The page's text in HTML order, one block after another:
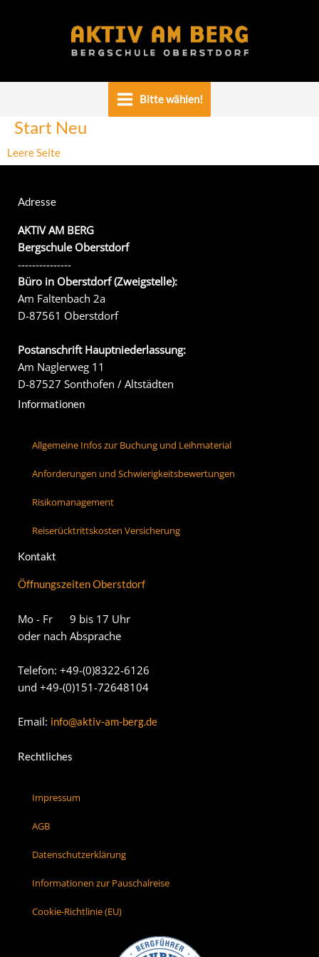
Bitte wählen!
Start Neu
Leere Seite
Adresse
AKTIV AM BERG
Bergschule Oberstdorf
---------------
Büro in Oberstdorf (Zweigstelle):
Am Faltenbach 2a
D-87561 Oberstdorf
Postanschrift Hauptniederlassung:
Am Naglerweg 11
D-87527 Sonthofen / Altstädten
Informationen
Allgemeine Infos zur Buchung und Leihmaterial
Anforderungen und Schwierigkeitsbewertungen
Risikomanagement
Reiserücktrittskosten Versicherung
Kontakt
Öffnungszeiten Oberstdorf
Mo - Fr 9 bis 17 Uhr
oder nach Absprache
Telefon: +49-(0)8322-6126
und +49-(0)151-72648104
Email: info@aktiv-am-berg.de
Rechtliches
Impressum
AGB
Datenschutzerklärung
Informationen zur Pauschalreise
Cookie-Richtlinie (EU)